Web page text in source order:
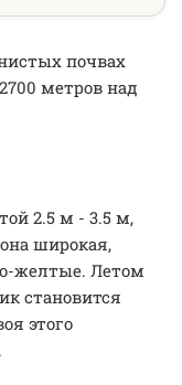
почвах
метров над
2.5 м - 3.5 м,
широкая,
желтые. Летом
становится
этого